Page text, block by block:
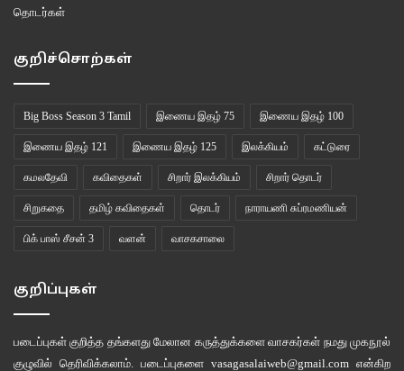
தொடர்கள்
குறிச்சொற்கள்
Big Boss Season 3 Tamil இணைய இதழ் 75 இணைய இதழ் 100
இணைய இதழ் 121 இணைய இதழ் 125 இலக்கியம் கட்டுரை
கமலதேவி கவிதைகள் சிறார் இலக்கியம் சிறார் தொடர்
சிறுகதை தமிழ் கவிதைகள் தொடர் நாராயணி சுப்ரமணியன்
பிக் பாஸ் சீசன் 3 வளன் வாசகசாலை
குறிப்புகள்
படைப்புகள் குறித்த தங்களது மேலான கருத்துக்களை வாசகர்கள் நமது முகநூல்
குழுவில் தெரிவிக்கலாம். படைப்புகளை vasagasalaiweb@gmail.com என்கிற